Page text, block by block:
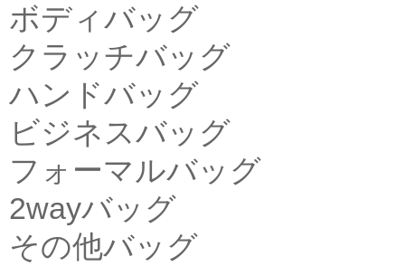
ボディバッグ
クラッチバッグ
ハンドバッグ
ビジネスバッグ
フォーマルバッグ
2wayバッグ
その他バッグ